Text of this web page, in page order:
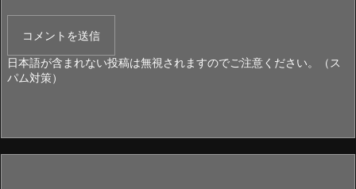
日本語が含まれない投稿は無視されますのでご注意ください。（ス
パム対策）